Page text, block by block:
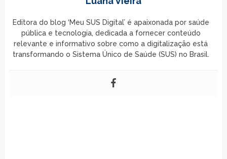
Editora do blog ‘Meu SUS Digital’ é apaixonada por saúde
pública e tecnologia, dedicada a fornecer conteúdo
relevante e informativo sobre como a digitalização está
transformando o Sistema Único de Saúde (SUS) no Brasil.